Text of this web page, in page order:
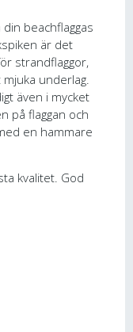
beachflaggas
är det
strandflaggor,
underlag.
även i mycket
på flaggan och
en hammare
kvalitet. God